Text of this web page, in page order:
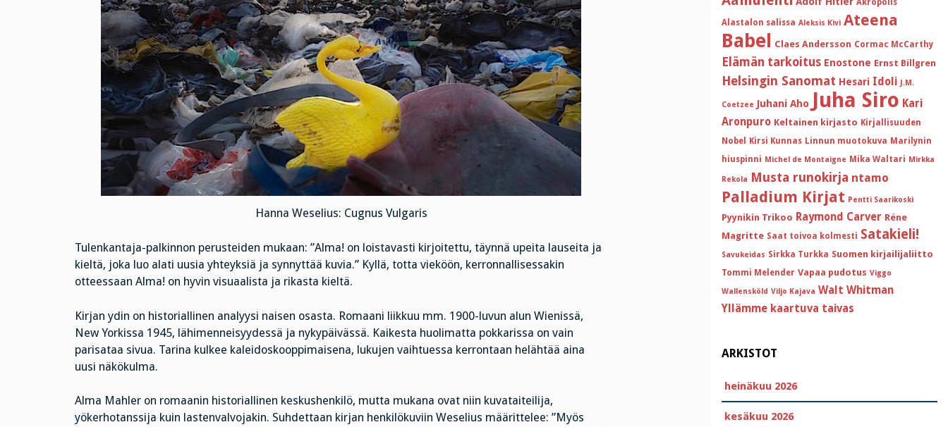
Hanna Weselius: Cugnus Vulgaris
Tulenkantaja-palkinnon perusteiden mukaan: ”Alma! on loistavasti kirjoitettu, täynnä upeita lauseita ja
kieltä, joka luo alati uusia yhteyksiä ja synnyttää kuvia.” Kyllä, totta vieköön, kerronnallisessakin
otteessaan Alma! on hyvin visuaalista ja rikasta kieltä.
Kirjan ydin on historiallinen analyysi naisen osasta. Romaani liikkuu mm. 1900-luvun alun Wienissä,
New Yorkissa 1945, lähimenneisyydessä ja nykypäivässä. Kaikesta huolimatta pokkarissa on vain
parisataa sivua. Tarina kulkee kaleidoskooppimaisena, lukujen vaihtuessa kerrontaan helähtää aina
uusi näkökulma.
Alma Mahler on romaanin historiallinen keskushenkilö, mutta mukana ovat niin kuvataiteilija,
yökerhotanssija kuin lastenvalvojakin. Suhdettaan kirjan henkilökuviin Weselius määrittelee: ”Myös
Akropolis
Alastalon salissa Aleksis Kivi Ateena
Babel Claes Andersson Cormac McCarthy
Elämän tarkoitus Enostone Ernst Billgren
Helsingin Sanomat Hesari Idoli J.M.
Coetzee Juhani Aho Juha Siro Kari
Aronpuro Keltainen kirjasto Kirjallisuuden
Nobel
Kirsi Kunnas Linnun muotokuva Marilynin
hiuspinni Michel de Montaigne Mika Waltari Mirkka
Rekola Musta runokirja ntamo
Palladium Kirjat Pentti Saarikoski
Pyynikin Trikoo Raymond Carver Réne
Magritte Saat toivoa kolmesti Satakieli!
Savukeidas Sirkka Turkka Suomen kirjailijaliitto
Tommi Melender Vapaa pudotus Viggo
Wallensköld Viljo Kajava Walt Whitman
Yllämme kaartuva taivas
ARKISTOT
heinäkuu 2026
kesäkuu 2026